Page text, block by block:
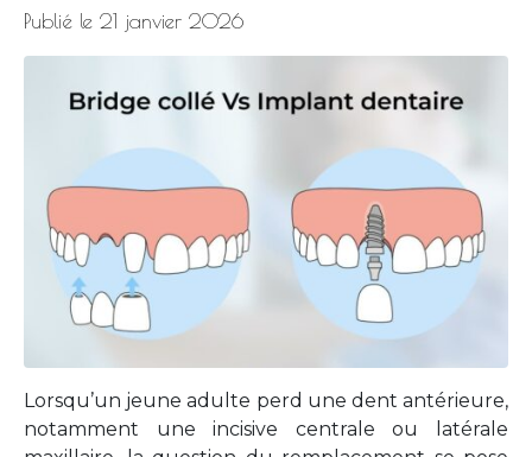
Publié le 21 janvier 2026
Lorsqu’un jeune adulte perd une dent antérieure,
notamment une incisive centrale ou latérale